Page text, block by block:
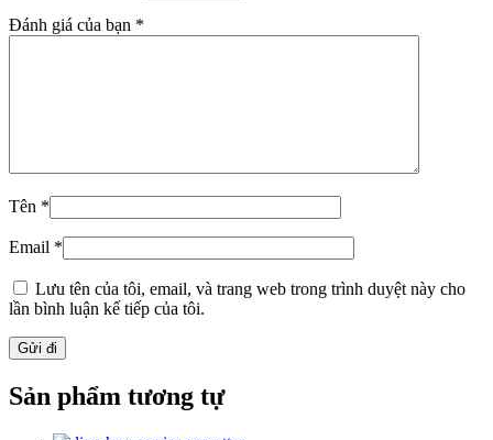
Đánh giá của bạn *
Tên *
Email *
Lưu tên của tôi, email, và trang web trong trình duyệt này cho
lần bình luận kế tiếp của tôi.
Sản phẩm tương tự